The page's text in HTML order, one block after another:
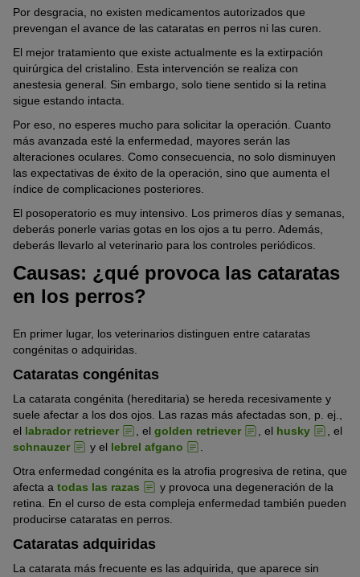
Por desgracia, no existen medicamentos autorizados que
prevengan el avance de las cataratas en perros ni las curen.
El mejor tratamiento que existe actualmente es la extirpación
quirúrgica del cristalino. Esta intervención se realiza con
anestesia general. Sin embargo, solo tiene sentido si la retina
sigue estando intacta.
Por eso, no esperes mucho para solicitar la operación. Cuanto
más avanzada esté la enfermedad, mayores serán las
alteraciones oculares. Como consecuencia, no solo disminuyen
las expectativas de éxito de la operación, sino que aumenta el
índice de complicaciones posteriores.
El posoperatorio es muy intensivo. Los primeros días y semanas,
deberás ponerle varias gotas en los ojos a tu perro. Además,
deberás llevarlo al veterinario para los controles periódicos.
Causas: ¿qué provoca las cataratas
en los perros?
En primer lugar, los veterinarios distinguen entre cataratas
congénitas o adquiridas.
Cataratas congénitas
La catarata congénita (hereditaria) se hereda recesivamente y
suele afectar a los dos ojos. Las razas más afectadas son, p. ej.,
el labrador retriever , el golden retriever , el husky
, el
schnauzer
y el lebrel afgano
Otra enfermedad congénita es la atrofia progresiva de retina, que
afecta a todas las razas
y provoca una degeneración de la
retina. En el curso de esta compleja enfermedad también pueden
producirse cataratas en perros.
Cataratas adquiridas
La catarata más frecuente es las adquirida, que aparece sin